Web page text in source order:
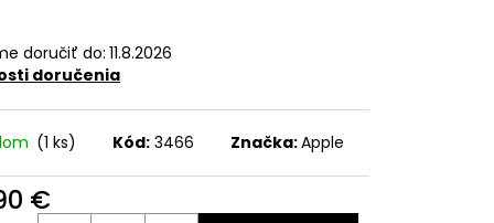
doručiť do: 11.8.2026
doručenia
(1 ks) Kód: 3466 Značka:Apple
€
- SKLO ZADNÉHO
+ BEZDRÔTOVÉ
BLESK + MIKROFÓN +
KRÚŽOK +